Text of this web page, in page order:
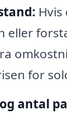
eller
for
antal